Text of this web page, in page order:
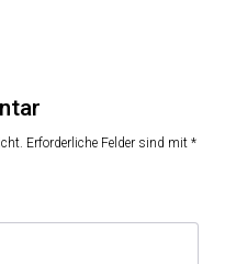
Erforderliche Felder sind mit *